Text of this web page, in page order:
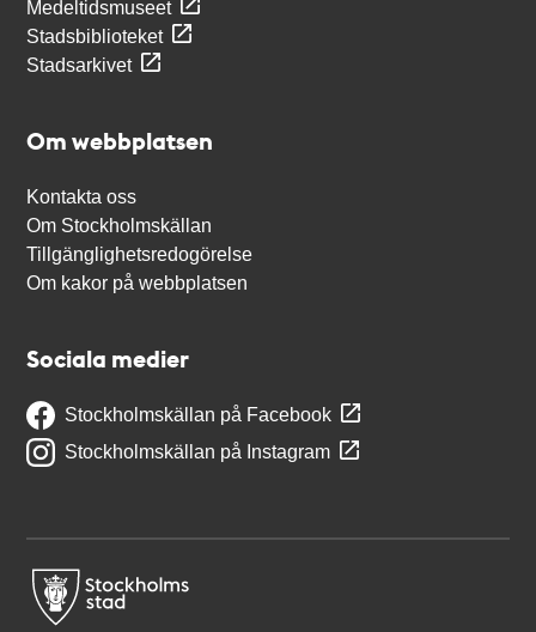
Medeltidsmuseet
Stadsbiblioteket
Stadsarkivet
Om webbplatsen
Kontakta oss
Om Stockholmskällan
Tillgänglighetsredogörelse
Om kakor på webbplatsen
Sociala medier
Stockholmskällan på Facebook
Stockholmskällan på Instagram